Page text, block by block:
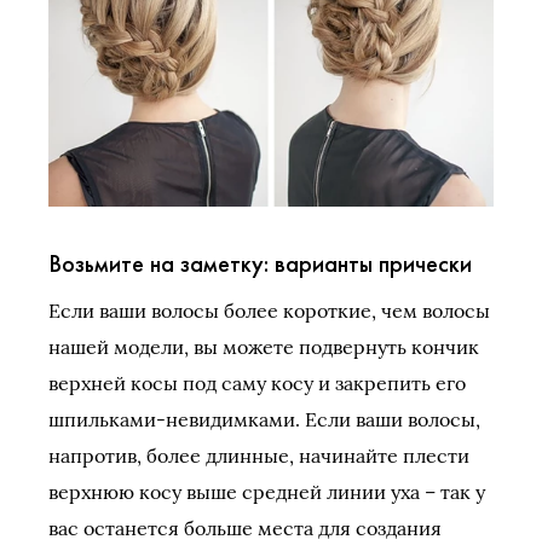
Возьмите на заметку: варианты прически
Если ваши волосы более короткие, чем волосы
нашей модели, вы можете подвернуть кончик
верхней косы под саму косу и закрепить его
шпильками-невидимками. Если ваши волосы,
напротив, более длинные, начинайте плести
верхнюю косу выше средней линии уха – так у
вас останется больше места для создания